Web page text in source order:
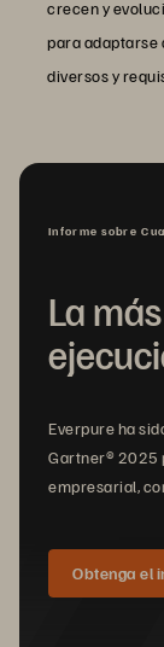
crecen y
para adaptarse
diversos y
Informe sobre
La
Everpure ha
Gartner® 2025
empresarial,
Obtenga el